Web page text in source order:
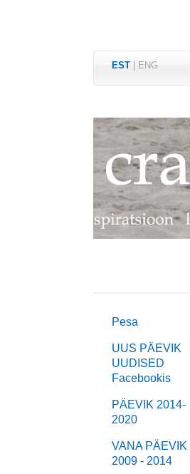
EST ENG
Pesa
UUS PÄEVIK
UUDISED
Facebookis
PÄEVIK 2014-
2020
VANA PÄEVIK
2009 - 2014